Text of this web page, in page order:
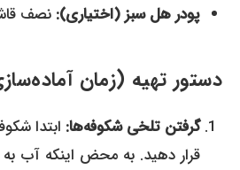
پودر هل سبز (اختیاری): نصف
دستور تهیه (زمان آماده‌سازی
گرفتن تلخی شکوفه‌ها:
قرار دهید. به محض اینکه آب به